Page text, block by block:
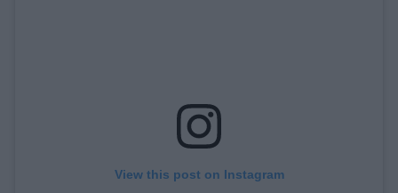
View this post on Instagram